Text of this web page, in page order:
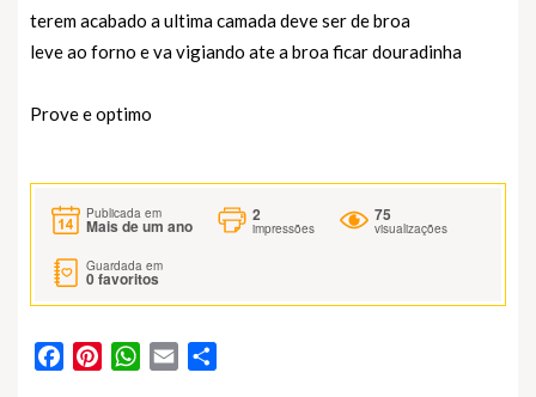
terem acabado a ultima camada deve ser de broa
leve ao forno e va vigiando ate a broa ficar douradinha
Prove e optimo
Publicada em
Mais de um ano
2
impressões
75
visualizações
Guardada em
0favoritos
FacebookPinterestWhatsApp
Email